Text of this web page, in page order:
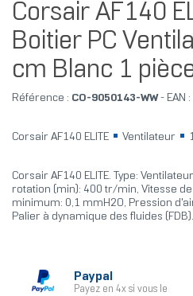
Corsair AF140
Boitier PC
cm Blanc 1
Référence : CO-9050143-WW- EAN :
Corsair AF140 ELITE Ventilateur
Corsair AF140 ELITE. Type:
rotation (min): 400 tr/min, Vitesse
minimum: 0,1 mmH2O, Pression
Palier à dynamique des fluides
Paypal
Payez en 4x si vous le